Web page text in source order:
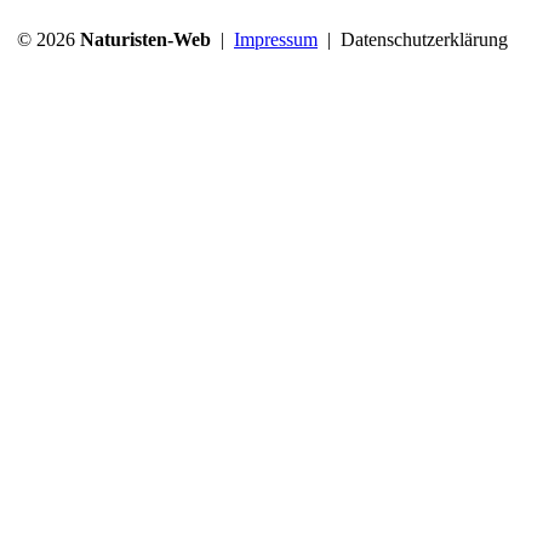
© 2026 Naturisten-Web | Impressum | Datenschutzerklärung